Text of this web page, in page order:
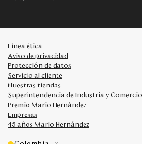
Línea ética
Aviso de privacidad
Protección de datos
Servicio al cliente
Nuestras tiendas
Superintendencia de Industria y Comercio
Premio Mario Hernández
Empresas
45 años Mario Hernández